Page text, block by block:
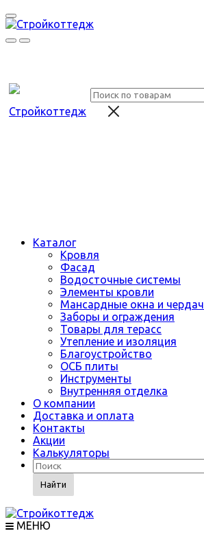
Каталог
Кровля
Фасад
Водосточные системы
Элементы кровли
Мансардные окна и
Заборы и ограждения
Товары для терасс
Утепление и изоляция
Благоустройство
ОСБ плиты
Инструменты
Внутренняя отделка
О компании
Доставка и оплата
Контакты
Акции
Калькуляторы
Найти
МЕНЮ